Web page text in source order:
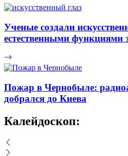
Ученые создали
естественными функциями
Пожар в Чернобыле:
добрался до Киева
Калейдоскоп: